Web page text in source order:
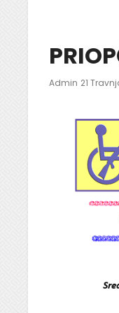
Admin Posted
21